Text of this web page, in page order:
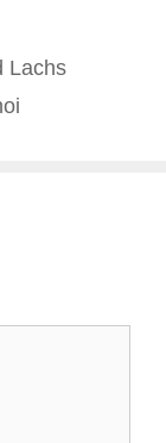
Lachs